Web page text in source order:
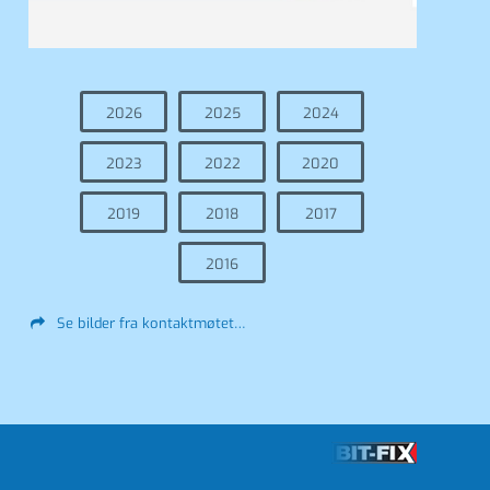
2026 2025 2024
2023 2022 2020
2019 2018 2017
2016
Se bilder fra kontaktmøtet…